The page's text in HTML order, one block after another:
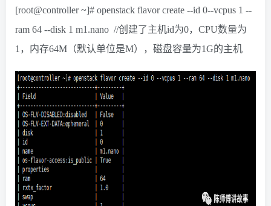
[root@controller ~]# openstack flavor create --id 0--vcpus 1 --
ram 64 --disk 1 m1.nano //创建了主机id为0，CPU数量为
1，内存64M（默认单位是M），磁盘容量为1G的主机